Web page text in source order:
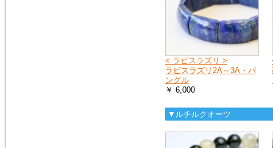
< ラピスラズリ >
ラピスラズリ2A～3A・バ
ングル
￥ 6,000
▼ルチルクオーツ